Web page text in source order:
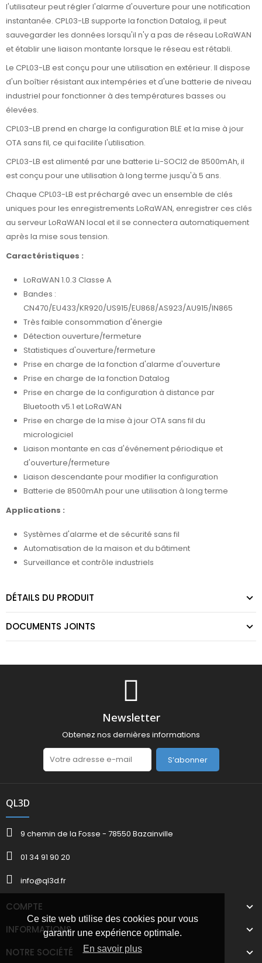
Ce site web utilise des cookies pour vous
garantir une expérience optimale.
En savoir plus
l'utilisateur peut régler l'alarme d'ouverture pour une notification
instantanée. CPL03-LB supporte la fonction Datalog, il peut
sauvegarder les données lorsqu'il n'y a pas de réseau LoRaWAN
et établir une liaison montante lorsque le réseau est rétabli.
Le CPL03-LB est conçu pour une utilisation en extérieur. Il dispose
d'un boîtier résistant aux intempéries et d'une batterie de niveau
industriel pour fonctionner à des températures basses ou
élevées.
CPL03-LB prend en charge la configuration BLE et la mise à jour
OTA sans fil, ce qui facilite l'utilisation.
CPL03-LB est alimenté par une batterie Li-SOCI2 de 8500mAh, il
est conçu pour une utilisation à long terme jusqu'à 5 ans.
Chaque CPL03-LB est préchargé avec un ensemble de clés
uniques pour les enregistrements LoRaWAN, enregistrer ces clés
au serveur LoRaWAN local et il se connectera automatiquement
après la mise sous tension.
Caractéristiques :
LoRaWAN 1.0.3 Classe A
Bandes :
CN470/EU433/KR920/US915/EU868/AS923/AU915/IN865
Très faible consommation d'énergie
Détection ouverture/fermeture
Statistiques d'ouverture/fermeture
Prise en charge de la fonction d'alarme d'ouverture
Prise en charge de la fonction Datalog
Prise en charge de la configuration à distance par
Bluetooth v5.1 et LoRaWAN
Prise en charge de la mise à jour OTA sans fil du
micrologiciel
Liaison montante en cas d'événement périodique et
d'ouverture/fermeture
Liaison descendante pour modifier la configuration
Batterie de 8500mAh pour une utilisation à long terme
Applications :
Systèmes d'alarme et de sécurité sans fil
Automatisation de la maison et du bâtiment
Surveillance et contrôle industriels
DÉTAILS DU PRODUIT
DOCUMENTS JOINTS
Newsletter
Obtenez nos dernières informations
S’abonner
QL3D
9 chemin de la Fosse - 78550 Bazainville
01 34 91 90 20
info@ql3d.fr
COMPTE
INFORMATIONS
NOTRE SOCIÉTÉ